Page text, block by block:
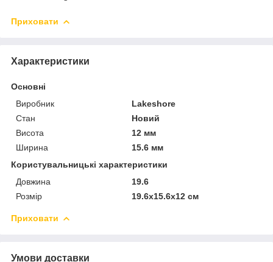
Приховати
Характеристики
Основні
Виробник
Lakeshore
Стан
Новий
Висота
12 мм
Ширина
15.6 мм
Користувальницькі характеристики
Довжина
19.6
Розмір
19.6x15.6x12 см
Приховати
Умови доставки